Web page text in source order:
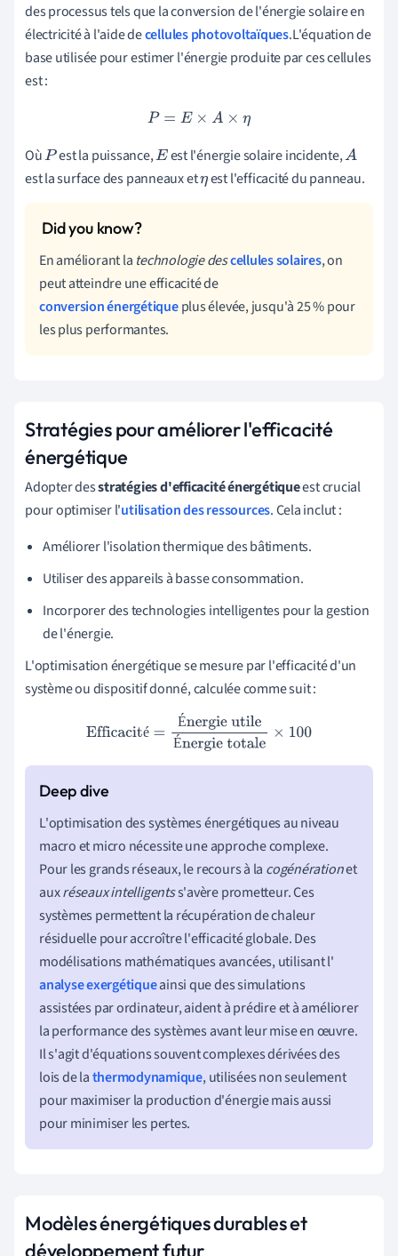
des processus tels que la conversion de l'énergie solaire en
électricité à l'aide decellules photovoltaïques.L'équation de
base utilisée pour estimer l'énergie produite par ces cellules
est :
P=E ×A ×η
OùP est la puissance,E est l'énergie solaire incidente,A
est la surface des panneaux etηest l'efficacité du panneau.
En améliorant la technologie descellules solaires, on
peut atteindre une efficacité de
conversion énergétiqueplus élevée, jusqu'à 25 % pour
les plus performantes.
Stratégies pour améliorer l'efficacité
énergétique
Adopter desstratégies d'efficacité énergétiqueest crucial
pour optimiser l'utilisation des ressources. Cela inclut :
Améliorer l'isolation thermique des bâtiments.
Utiliser des appareils à basse consommation.
Incorporer des technologies intelligentes pour la gestion
de l'énergie.
L'optimisation énergétique se mesure par l'efficacité d'un
système ou dispositif donné, calculée comme suit :
é
É
É
Efficacité=Énergie utileÉnergie totale×100
L'optimisation des systèmes énergétiques au niveau
macro et micro nécessite une approche complexe.
Pour les grands réseaux, le recours à la cogénérationet
auxréseaux intelligentss'avère prometteur. Ces
systèmes permettent la récupération de chaleur
résiduelle pour accroître l'efficacité globale. Des
modélisations mathématiques avancées, utilisant l'
analyse exergétiqueainsi que des simulations
assistées par ordinateur, aident à prédire et à améliorer
la performance des systèmes avant leur mise en œuvre.
Il s'agit d'équations souvent complexes dérivées des
lois de lathermodynamique, utilisées non seulement
pour maximiser la production d'énergie mais aussi
pour minimiser les pertes.
Modèles énergétiques durables et
développement futur